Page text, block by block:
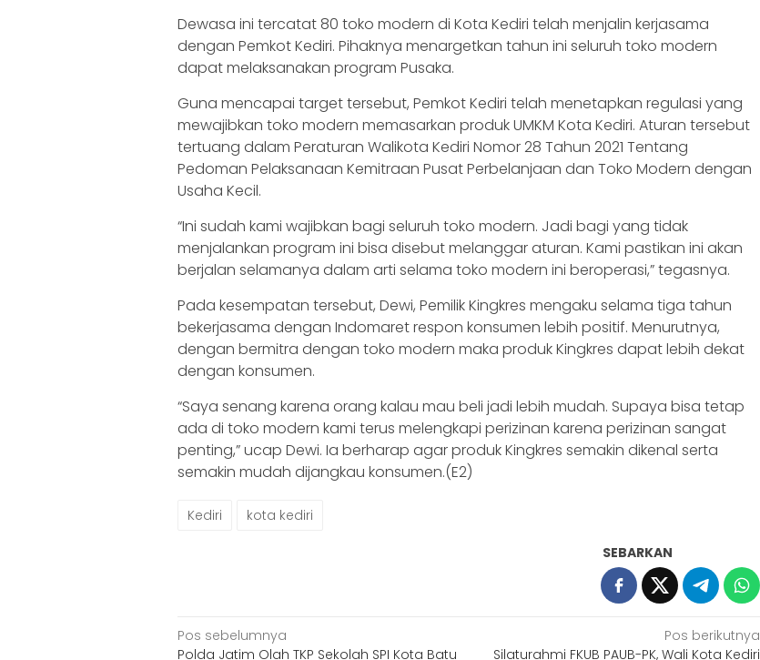
Dewasa ini tercatat 80 toko modern di Kota Kediri telah menjalin kerjasama
dengan Pemkot Kediri. Pihaknya menargetkan tahun ini seluruh toko modern
dapat melaksanakan program Pusaka.
Guna mencapai target tersebut, Pemkot Kediri telah menetapkan regulasi yang
mewajibkan toko modern memasarkan produk UMKM Kota Kediri. Aturan tersebut
tertuang dalam Peraturan Walikota Kediri Nomor 28 Tahun 2021 Tentang
Pedoman Pelaksanaan Kemitraan Pusat Perbelanjaan dan Toko Modern dengan
Usaha Kecil.
“Ini sudah kami wajibkan bagi seluruh toko modern. Jadi bagi yang tidak
menjalankan program ini bisa disebut melanggar aturan. Kami pastikan ini akan
berjalan selamanya dalam arti selama toko modern ini beroperasi,” tegasnya.
Pada kesempatan tersebut, Dewi, Pemilik Kingkres mengaku selama tiga tahun
bekerjasama dengan Indomaret respon konsumen lebih positif. Menurutnya,
dengan bermitra dengan toko modern maka produk Kingkres dapat lebih dekat
dengan konsumen.
“Saya senang karena orang kalau mau beli jadi lebih mudah. Supaya bisa tetap
ada di toko modern kami terus melengkapi perizinan karena perizinan sangat
penting,” ucap Dewi. Ia berharap agar produk Kingkres semakin dikenal serta
semakin mudah dijangkau konsumen.(E2)
Kediri kota kediri
SEBARKAN
Navigasi
Pos sebelumnya
Polda Jatim Olah TKP Sekolah SPI Kota Batu
Pos berikutnya
Silaturahmi FKUB PAUB-PK, Wali Kota Kediri